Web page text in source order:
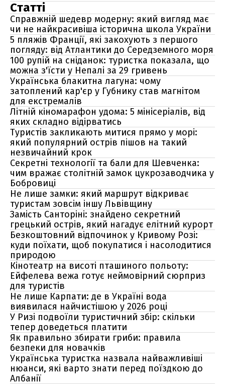
Статті
Справжній шедевр модерну: який вигляд має
чи не найкрасивіша історична школа України
5 пляжів Франції, які закохують з першого
погляду: від Атлантики до Середземного моря
100 рупій на сніданок: туристка показала, що
можна з'їсти у Непалі за 29 гривень
Українська блакитна лагуна: чому
затоплений кар'єр у Губнику став магнітом
для екстремалів
Літній кіномарафон удома: 5 мінісеріалів, від
яких складно відірватись
Туристів закликають митися прямо у морі:
який популярний острів пішов на такий
незвичайний крок
Секретні технології та бали для Шевченка:
чим вражає столітній замок цукрозаводчика у
Бобровиці
Не лише замки: який маршрут відкриває
туристам зовсім іншу Львівщину
Замість Санторіні: знайдено секретний
грецький острів, який нагадує елітний курорт
Безкоштовний відпочинок у Кривому Розі:
куди поїхати, щоб покупатися і насолодитися
природою
Кінотеатр на висоті пташиного польоту:
Ейфелева вежа готує неймовірний сюрприз
для туристів
Не лише Карпати: де в Україні вода
виявилася найчистішою у 2026 році
У Ризі подвоїли туристичний збір: скільки
тепер доведеться платити
Як правильно збирати гриби: правила
безпеки для новачків
Українська туристка назвала найважливіші
нюанси, які варто знати перед поїздкою до
Албанії